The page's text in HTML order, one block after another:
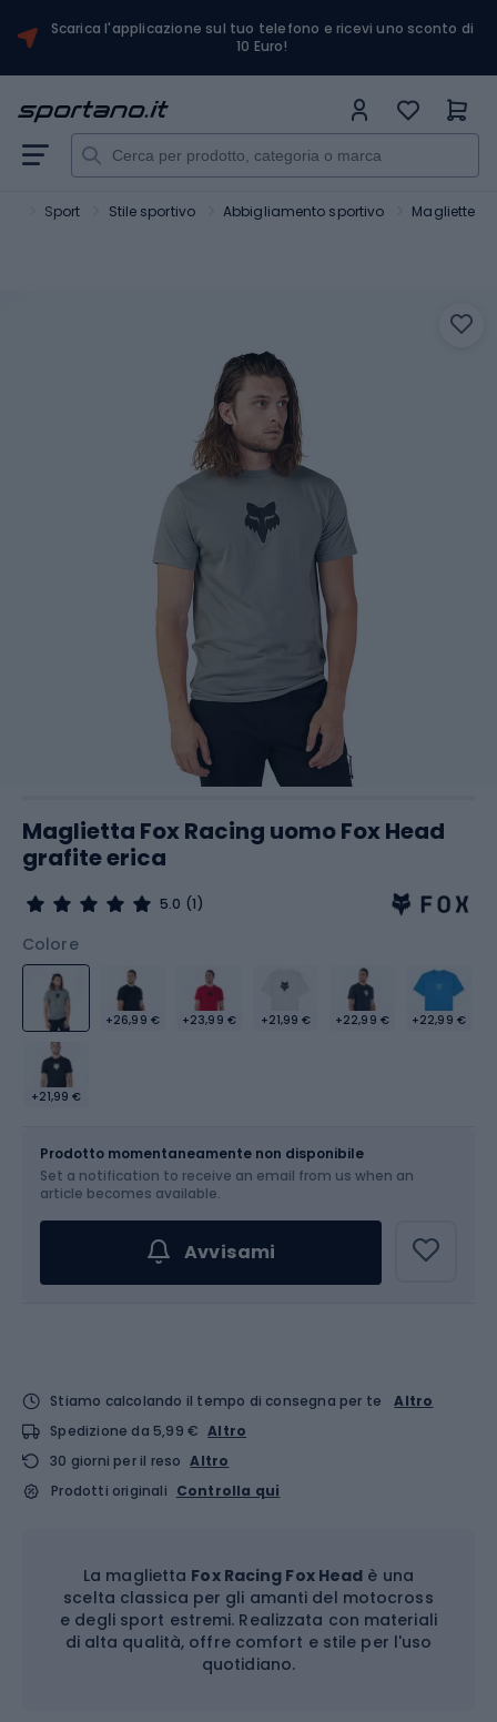
Scarica l'applicazione sul tuo telefono e ricevi uno sconto di
10 Euro!
Sport Stile sportivo Abbigliamento sportivo Magliette
Maglietta Fox Racing uomo Fox Head
grafite erica
5.0 (1)
Colore
+26,99 € +23,99 € +21,99 € +22,99 € +22,99 €
+21,99 €
Scegli un'opzione...
Prodotto momentaneamente non disponibile
Set a notification to receive an email from us when an
article becomes available.
Avvisami
Stiamo calcolando il tempo di consegna per te
Altro
Spedizione da 5,99 € Altro
30 giorni per il reso Altro
Prodotti originali Controlla qui
La maglietta Fox Racing Fox Head è una
scelta classica per gli amanti del motocross
e degli sport estremi. Realizzata con materiali
di alta qualità, offre comfort e stile per l'uso
quotidiano.